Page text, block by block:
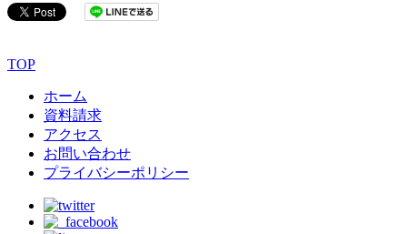
TOP
ホーム
資料請求
アクセス
お問い合わせ
プライバシーポリシー